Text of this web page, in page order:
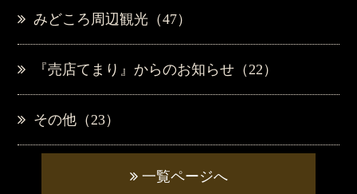
みどころ周辺観光（47）
『売店てまり』からのお知らせ（22）
その他（23）
一覧ページへ